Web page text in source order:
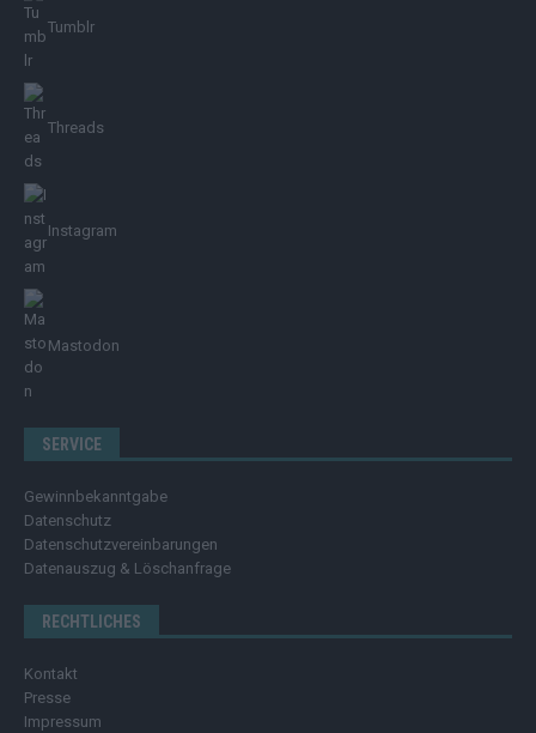
Tumblr
Threads
Instagram
Mastodon
SERVICE
Gewinnbekanntgabe
Datenschutz
Datenschutzvereinbarungen
Datenauszug & Löschanfrage
RECHTLICHES
Kontakt
Presse
Impressum